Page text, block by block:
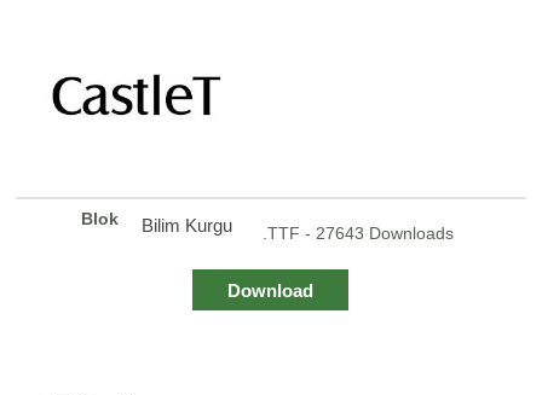
Blok Bilim Kurgu .TTF - 27643 Downloads
Download